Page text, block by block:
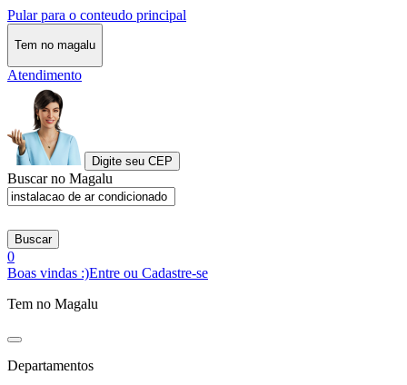
Pular para o conteudo principal
Tem no magalu
Atendimento
Digite seu CEP
Buscar no Magalu
Buscar
0
Boas vindas :)Entre ou Cadastre-se
Tem no Magalu
Departamentos